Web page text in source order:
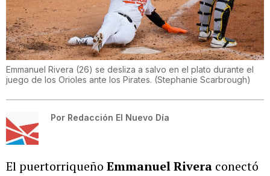
Emmanuel Rivera (26) se desliza a salvo en el plato durante el
juego de los Orioles ante los Pirates. (Stephanie Scarbrough)
Por Redacción El Nuevo Día
El puertorriqueño Emmanuel Rivera conectó